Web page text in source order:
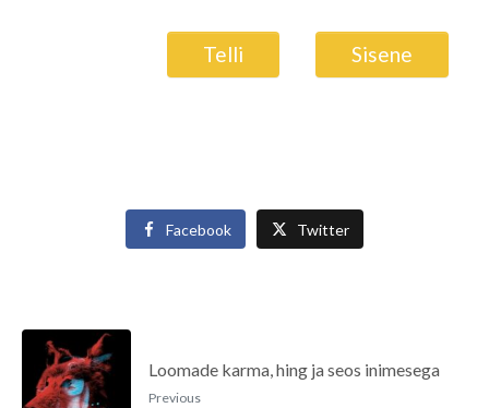
Telli Sisene
Facebook Twitter
Loomade karma, hing ja seos inimesega
Previous